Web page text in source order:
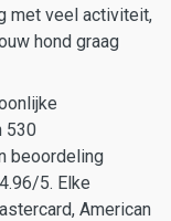
met veel activiteit,
hond graag
530
beoordeling
5. Elke
American